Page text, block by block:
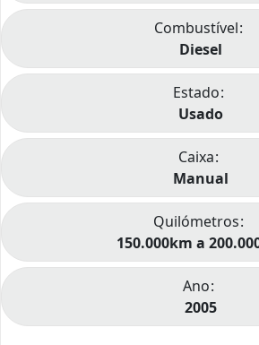
Combustível
Diesel
Estado
Usado
Caixa
Manual
Quilómetros
150.000km a
Ano
2005